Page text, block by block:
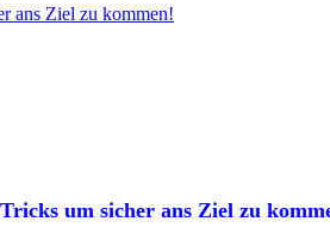
ans Ziel zu kommen!
um sicher ans Ziel zu